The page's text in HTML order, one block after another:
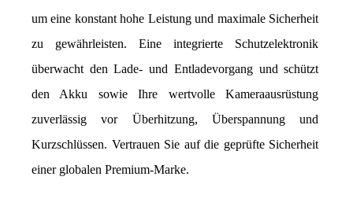
um eine konstant hohe Leistung und maximale Sicherheit
zu gewährleisten. Eine integrierte Schutzelektronik
überwacht den Lade- und Entladevorgang und schützt
den Akku sowie Ihre wertvolle Kameraausrüstung
zuverlässig vor Überhitzung, Überspannung und
Kurzschlüssen. Vertrauen Sie auf die geprüfte Sicherheit
einer globalen Premium-Marke.